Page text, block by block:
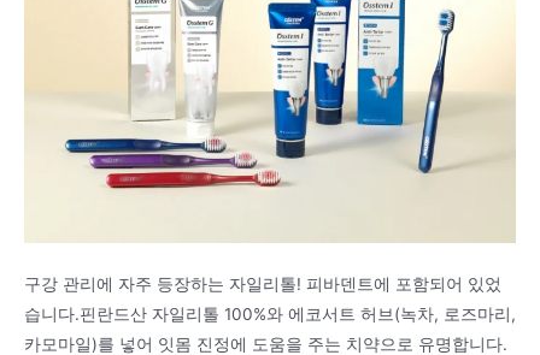
구강 관리에 자주 등장하는 자일리톨! 피바덴트에 포함되어 있었
습니다.핀란드산 자일리톨 100%와 에코서트 허브(녹차, 로즈마리,
카모마일)를 넣어 잇몸 진정에 도움을 주는 치약으로 유명합니다.